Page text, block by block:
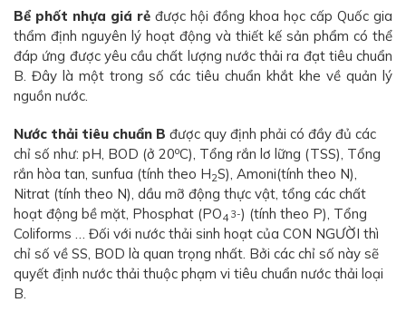
Bể phốt nhựa giá rẻ được hội đồng khoa học cấp Quốc gia
thẩm định nguyên lý hoạt động và thiết kế sản phẩm có thể
đáp ứng được yêu cầu chất lượng nước thải ra đạt tiêu chuẩn
B. Đây là một trong số các tiêu chuẩn khắt khe về quản lý
nguồn nước.
Nước thải tiêu chuẩn B được quy định phải có đầy đủ các
chỉ số như: pH, BOD (ở 20oC), Tổng rắn lơ lững (TSS), Tổng
rắn hòa tan, sunfua (tính theo H2S), Amoni(tính theo N),
Nitrat (tính theo N), dầu mỡ động thực vật, tổng các chất
hoạt động bề mặt, Phosphat (PO4 3-) (tính theo P), Tổng
Coliforms … Đối với nước thải sinh hoạt của CON NGƯỜI thì
chỉ số về SS, BOD là quan trọng nhất. Bởi các chỉ số này sẽ
quyết định nước thải thuộc phạm vi tiêu chuẩn nước thải loại
B.